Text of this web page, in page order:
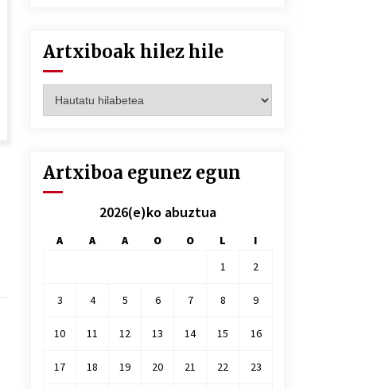
Artxiboak hilez hile
hilez
Artxiboa egunez egun
2026(e)ko abuztua
A A A O O L
I
1
2
3 4 5 6 7 8 9
10 11 12 13 14 15 16
17 18 19 20 21 22 23